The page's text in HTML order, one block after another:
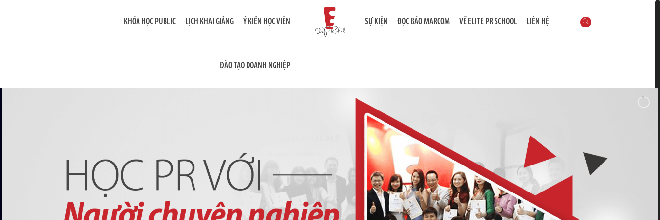
KHÓA HỌC PUBLIC LỊCH KHAI GIẢNG Ý KIẾN HỌC VIÊN
ĐÀO TẠO DOANH NGHIỆP
SỰ KIỆN ĐỌC BÁO MARCOM VỀ ELITE PR SCHOOL LIÊN HỆ